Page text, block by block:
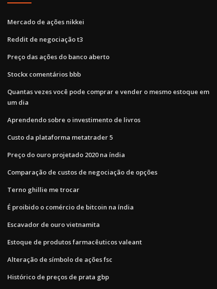
Mercado de ações nikkei
Reddit de negociação t3
Preço das ações do banco aberto
Stockx comentários bbb
Quantas vezes você pode comprar e vender o mesmo estoque em
um dia
Aprendendo sobre o investimento de livros
Custo da plataforma metatrader 5
Preço do ouro projetado 2020 na índia
Comparação de custos de negociação de opções
Terno ghillie me trocar
É proibido o comércio de bitcoin na índia
Escavador de ouro vietnamita
Estoque de produtos farmacêuticos valeant
Alteração de símbolo de ações fsc
Histórico de preços de prata gbp